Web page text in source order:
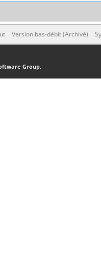
Version bas-débit (Archivé)
Group.